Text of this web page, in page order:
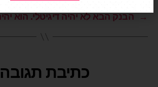
→
הבנק הבא לא יהיה דיגיטלי. הוא
כתיבת תגובה